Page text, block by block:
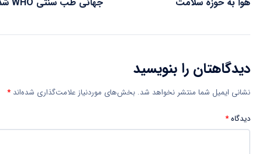
دیدگاهتان را بنویسید
نشانی ایمیل شما منتشر نخواهد شد. بخش‌های موردنیاز علامت‌گذاری شده‌اند *
دیدگاه*